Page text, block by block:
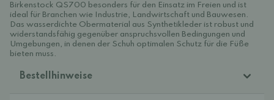
Birkenstock QS700 besonders für den Einsatz im Freien und ist
ideal für Branchen wie Industrie, Landwirtschaft und Bauwesen.
Das wasserdichte Obermaterial aus Synthetikleder ist robust und
widerstandsfähig gegenüber anspruchsvollen Bedingungen und
Umgebungen, in denen der Schuh optimalen Schutz für die Füße
bieten muss.
Bestellhinweise